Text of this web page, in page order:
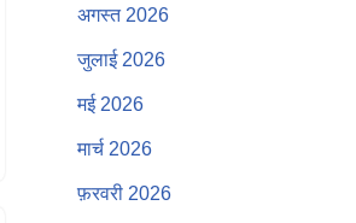
अगस्त 2026
जुलाई 2026
मई 2026
मार्च 2026
फ़रवरी 2026